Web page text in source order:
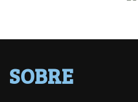
SOBRE